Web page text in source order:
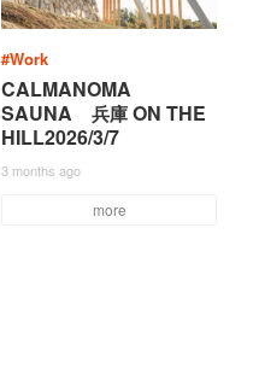
#Work
CALMANOMA
SAUNA 兵庫ON THE
HILL2026/3/7
3 months ago
more